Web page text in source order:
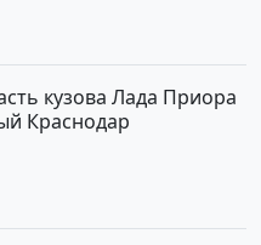
кузова Лада Приора
Краснодар